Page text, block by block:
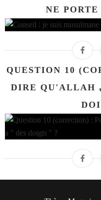
NE
QUESTION 10
DIRE QU'ALLAH سبحانه و تعالى A " DES